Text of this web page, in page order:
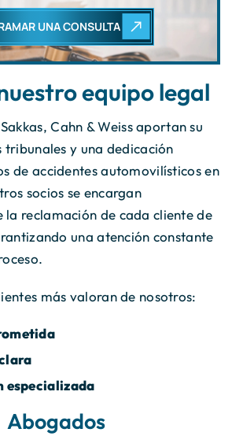
UNA CONSULTA
equipo legal
Cahn & Weiss aportan su
tribunales y una dedicación
de accidentes automovilísticos en
socios se encargan
la reclamación de cada cliente de
una atención constante
más valoran de nosotros:
especializada
Abogados